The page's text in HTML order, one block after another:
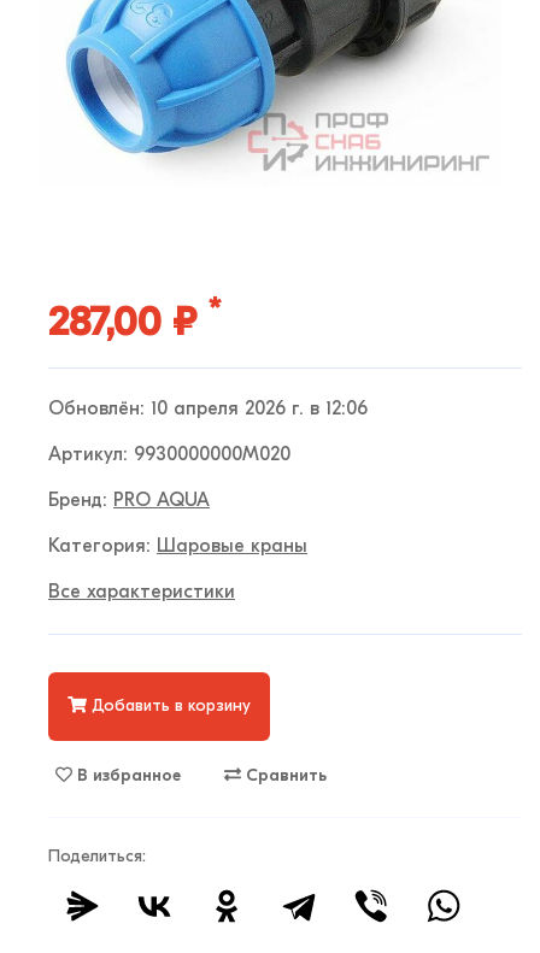
287,00 ₽ *
Обновлён: 10 апреля 2026 г. в 12:06
Артикул: 9930000000M020
Бренд: PRO AQUA
Категория: Шаровые краны
Все характеристики
Добавить в корзину
В избранное Сравнить
Поделиться: